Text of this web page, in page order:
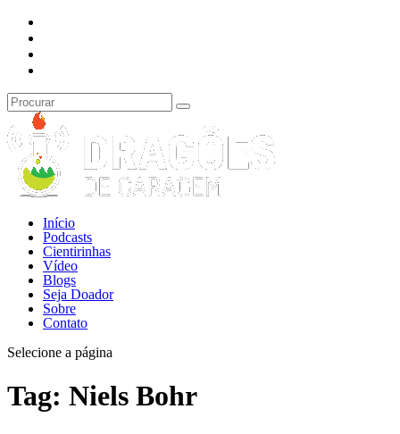
Início
Podcasts
Cientirinhas
Vídeo
Blogs
Seja Doador
Sobre
Contato
Selecione a página
Tag: Niels Bohr